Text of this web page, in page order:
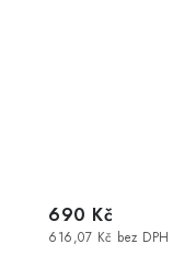
616,07 Kč bez DPH
690 Kč